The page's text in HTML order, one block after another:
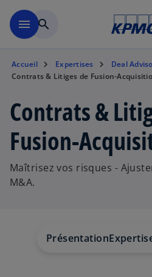
menu search
Accueil Expertises Deal
Contrats & Litiges de Fusion-
Contrats &
Fusion-
Maîtrisez vos risques -
M&A.
Présentation